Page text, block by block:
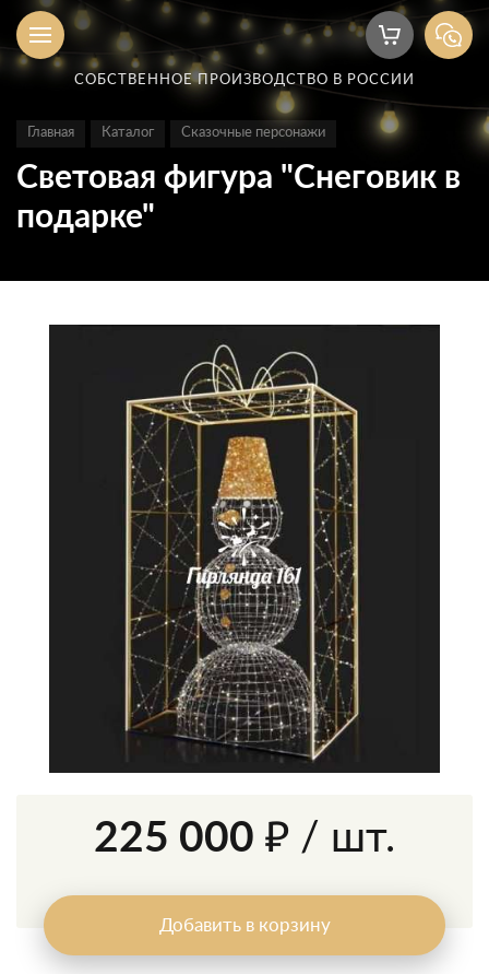
СОБСТВЕННОЕ ПРОИЗВОДСТВО В РОССИИ
Главная Каталог Сказочные персонажи
Световая фигура "Снеговик в
подарке"
225 000 ₽ / шт.
Добавить в корзину